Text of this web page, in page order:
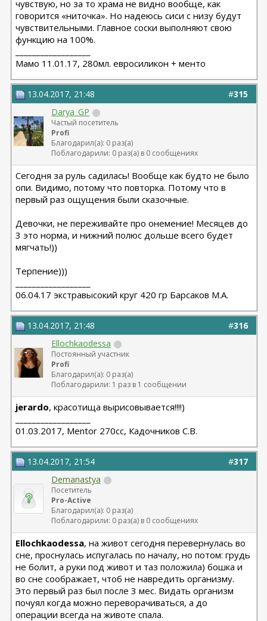
чувствую, но за то храма не видно вообще, как
говорится «ниточка». Но надеюсь сиси с низу будут
чувствительными. Главное соски выполняют свою
функцию на 100%.
Мамо 11.01.17, 280мл. евросиликон + менто
#315
13.04.2017, 21:48
Darya_GP
Частый посетитель
Profi
Благодарил(а): 0 раз(а)
Поблагодарили: 0 раз(а) в 0 сообщениях
Сегодня за руль садилась! Вообще как будто не было
опи. Видимо, потому что повторка. Потому что в
первый раз ощущения были сказочные.
Девочки, не переживайте про онемение! Месяцев до
3 это норма, и нижний полюс дольше всего будет
мягчать!))
Терпение)))
06.04.17 экстравысокий круг 420 гр Барсаков М.А.
#316
13.04.2017, 21:48
Ellochkaodessa
Постоянный участник
Profi
Благодарил(а): 0 раз(а)
Поблагодарили: 1 раз в 1 сообщении
jerardo, красотища вырисовывается!!!!)
01.03.2017, Mentor 270cc, Кадочников С.В.
#317
13.04.2017, 21:54
Demanastya
Посетитель
Pro-Active
Благодарил(а): 0 раз(а)
Поблагодарили: 0 раз(а) в 0 сообщениях
Ellochkaodessa, на живот сегодня перевернулась во
сне, проснулась испугалась по началу, но потом: грудь
не болит, а руки под живот и таз положила) бошка и
во сне соображает, чтоб не навредить организму.
Это первый раз был после 3 мес. Видать организм
почуял когда можно переворачиваться, а до
операции всегда на животе спала.